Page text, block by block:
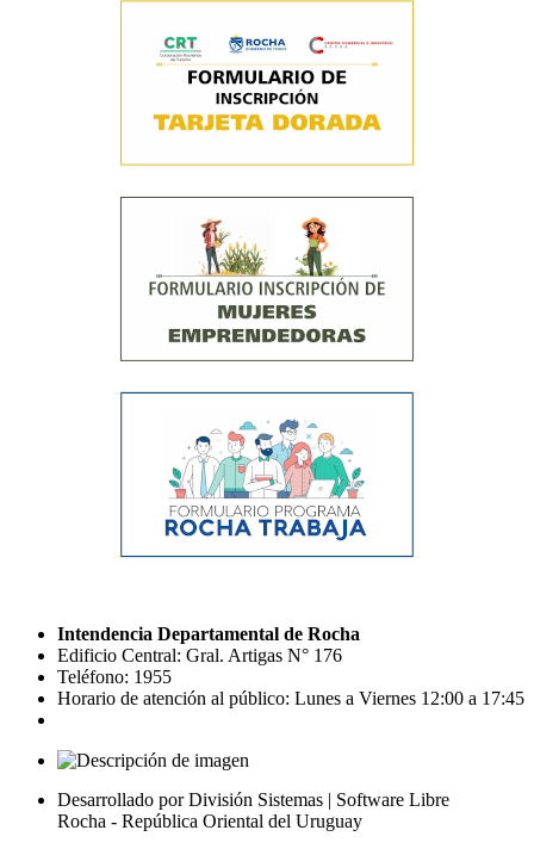
Intendencia Departamental de Rocha
Edificio Central: Gral. Artigas N° 176
Teléfono: 1955
Horario de atención al público: Lunes a Viernes 12:00 a 17:45
Desarrollado por División Sistemas | Software Libre
Rocha - República Oriental del Uruguay